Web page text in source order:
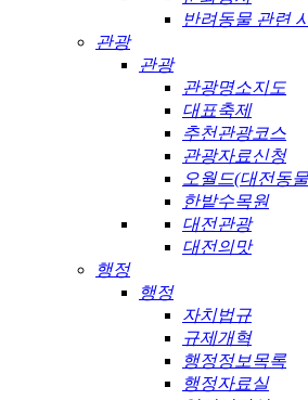
반려동물 관련
관광
관광
관광명소지도
대표축제
추천관광코스
관광자료신청
오월드(대전동
한밭수목원
대전관광
대전의맛
행정
행정
자치법규
규제개혁
행정정보목록
행정자료실